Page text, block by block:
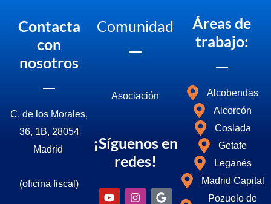
Contacta
con
nosotros
C. de los Morales,
36, 1B, 28054
Madrid
(oficina fiscal)
Comunidad
Asociación
¡Síguenos en
redes!
Y
I
G
F
T
I
Áreas de
trabajo:
Alcobendas
Alcorcón
Coslada
Getafe
Leganés
Madrid Capital
Pozuelo de